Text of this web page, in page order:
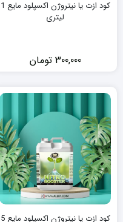
کود ازت یا نیتروژن اکسپلود مایع 1
لیتری
300,000 تومان
کود ازت یا نیتروژن اکسپلود مایع 5